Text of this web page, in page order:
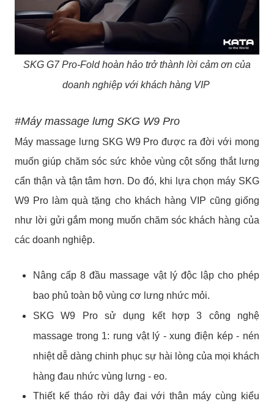
SKG G7 Pro-Fold hoàn hảo trở thành lời cảm ơn của
doanh nghiệp với khách hàng VIP
#Máy massage lưng SKG W9 Pro
Máy massage lưng SKG W9 Pro được ra đời với mong
muốn giúp chăm sóc sức khỏe vùng cột sống thắt lưng
cẩn thận và tận tâm hơn. Do đó, khi lựa chọn máy SKG
W9 Pro làm quà tặng cho khách hàng VIP cũng giống
như lời gửi gắm mong muốn chăm sóc khách hàng của
các doanh nghiệp.
Nâng cấp 8 đầu massage vật lý độc lập cho phép
bao phủ toàn bộ vùng cơ lưng nhức mỏi.
SKG W9 Pro sử dụng kết hợp 3 công nghệ
massage trong 1: rung vật lý - xung điện kép - nén
nhiệt dễ dàng chinh phục sự hài lòng của mọi khách
hàng đau nhức vùng lưng - eo.
Thiết kế tháo rời dây đai với thân máy cùng kiểu